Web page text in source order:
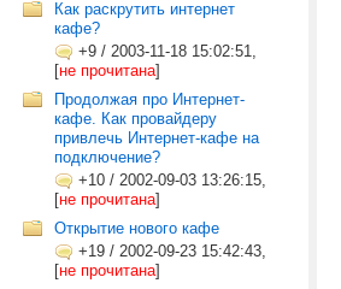
Как раскрутить интернет
кафе?
+9 / 2003-11-18 15:02:51,
[не прочитана]
Продолжая про Интернет-
кафе. Как провайдеру
привлечь Интернет-кафе на
подключение?
+10 / 2002-09-03 13:26:15,
[не прочитана]
Открытие нового кафе
+19 / 2002-09-23 15:42:43,
[не прочитана]